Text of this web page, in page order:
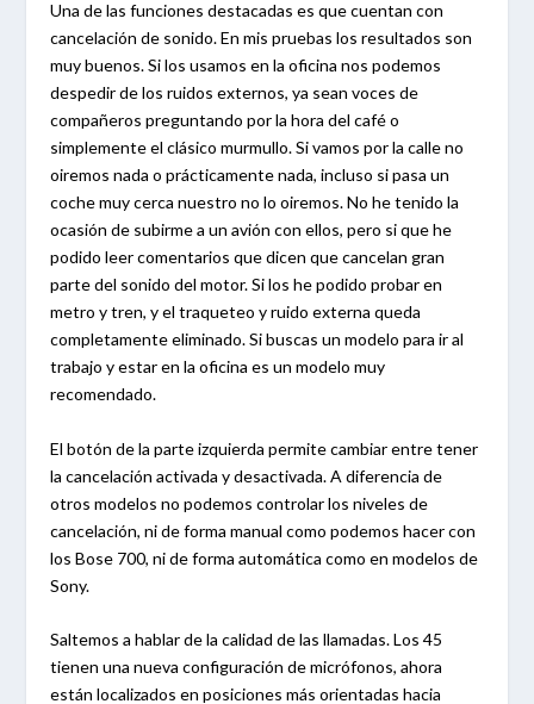
Una de las funciones destacadas es que cuentan con
cancelación de sonido. En mis pruebas los resultados son
muy buenos. Si los usamos en la oficina nos podemos
despedir de los ruidos externos, ya sean voces de
compañeros preguntando por la hora del café o
simplemente el clásico murmullo. Si vamos por la calle no
oiremos nada o prácticamente nada, incluso si pasa un
coche muy cerca nuestro no lo oiremos. No he tenido la
ocasión de subirme a un avión con ellos, pero si que he
podido leer comentarios que dicen que cancelan gran
parte del sonido del motor. Si los he podido probar en
metro y tren, y el traqueteo y ruido externa queda
completamente eliminado. Si buscas un modelo para ir al
trabajo y estar en la oficina es un modelo muy
recomendado.
El botón de la parte izquierda permite cambiar entre tener
la cancelación activada y desactivada. A diferencia de
otros modelos no podemos controlar los niveles de
cancelación, ni de forma manual como podemos hacer con
los Bose 700, ni de forma automática como en modelos de
Sony.
Saltemos a hablar de la calidad de las llamadas. Los 45
tienen una nueva configuración de micrófonos, ahora
están localizados en posiciones más orientadas hacia